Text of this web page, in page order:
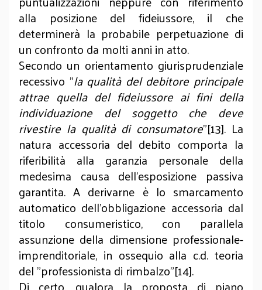
alla posizione del fideiussore, il che
determinerà la probabile perpetuazione di
un confronto da molti anni in atto.
Secondo un orientamento giurisprudenziale
recessivo "la qualità del debitore principale
attrae quella del fideiussore ai fini della
individuazione del soggetto che deve
rivestire la qualità di consumatore"[13]. La
natura accessoria del debito comporta la
riferibilità alla garanzia personale della
medesima causa dell’esposizione passiva
garantita. A derivarne è lo smarcamento
automatico dell’obbligazione accessoria dal
titolo consumeristico, con parallela
assunzione della dimensione professionale-
imprenditoriale, in ossequio alla c.d. teoria
del "professionista di rimbalzo"[14].